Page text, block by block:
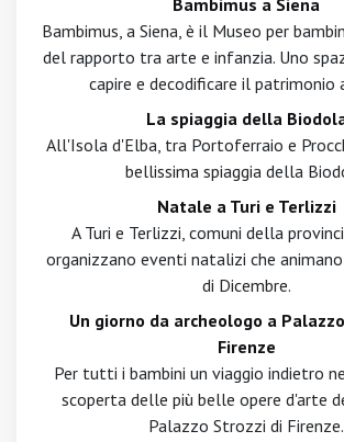
Bambimus a Siena
Bambimus, a Siena, è il Museo per
del rapporto tra arte e infanzia. Uno
capire e decodificare il patrimonio
La spiaggia della
All'Isola d'Elba, tra Portoferraio e
bellissima spiaggia della
Natale a Turi e Terlizzi
A Turi e Terlizzi, comuni della
organizzano eventi natalizi che
di Dicembre.
Un giorno da archeologo a
Firenze
Per tutti i bambini un viaggio indietro
scoperta delle più belle opere d'arte
Palazzo Strozzi di Firenze.